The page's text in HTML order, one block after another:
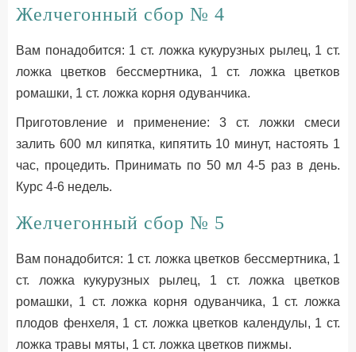
Желчегонный сбор № 4
Вам понадобится: 1 ст. ложка кукурузных рылец, 1 ст.
ложка цветков бессмертника, 1 ст. ложка цветков
ромашки, 1 ст. ложка корня одуванчика.
Приготовление и применение: 3 ст. ложки смеси
залить 600 мл кипятка, кипятить 10 минут, настоять 1
час, процедить. Принимать по 50 мл 4-5 раз в день.
Курс 4-6 недель.
Желчегонный сбор № 5
Вам понадобится: 1 ст. ложка цветков бессмертника, 1
ст. ложка кукурузных рылец, 1 ст. ложка цветков
ромашки, 1 ст. ложка корня одуванчика, 1 ст. ложка
плодов фенхеля, 1 ст. ложка цветков календулы, 1 ст.
ложка травы мяты, 1 ст. ложка цветков пижмы.